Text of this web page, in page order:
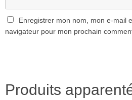
Enregistrer mon nom, mon e-mail
navigateur pour mon prochain
Produits